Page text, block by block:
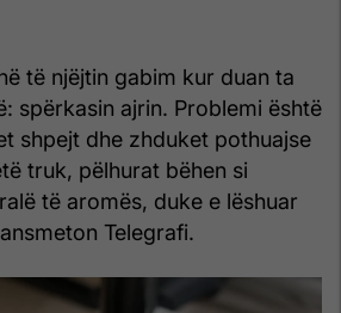
të njëjtin gabim kur duan ta
spërkasin ajrin. Problemi është
shpejt dhe zhduket pothuajse
truk, pëlhurat bëhen si
të aromës, duke e lëshuar
Telegrafi.